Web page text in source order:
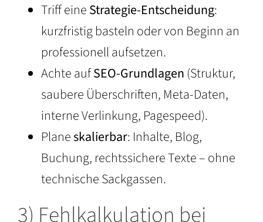
Triff eineStrategie-Entscheidung:
kurzfristig basteln oder von Beginn an
professionell aufsetzen.
Achte aufSEO-Grundlagen (Struktur,
saubere Überschriften, Meta-Daten,
interne Verlinkung, Pagespeed).
Planeskalierbar: Inhalte, Blog,
Buchung, rechtssichere Texte – ohne
technische Sackgassen.
3) Fehlkalkulation bei